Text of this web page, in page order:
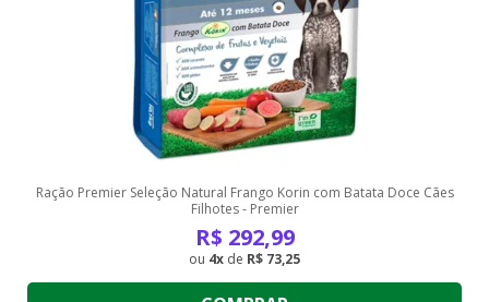
Ração Premier Seleção Natural Frango Korin com Batata Doce Cães
Filhotes - Premier
R$ 292,99
4 de R$ 73,25